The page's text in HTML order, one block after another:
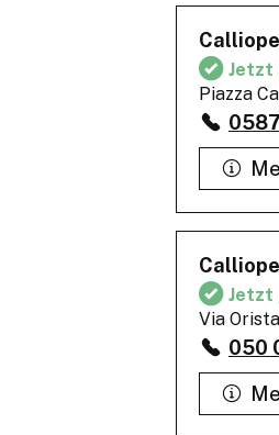
Calliope
Jetzt
Piazza
Calliope
Jetzt
Via
050